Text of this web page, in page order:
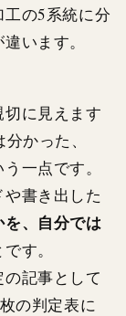
の5系統に分
います。
に見えます
かった、
一点です。
書き出した
、自分では
す。
記事として
の判定表に